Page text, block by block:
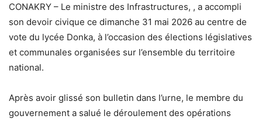
CONAKRY – Le ministre des Infrastructures, , a accompli
son devoir civique ce dimanche 31 mai 2026 au centre de
vote du lycée Donka, à l’occasion des élections législatives
et communales organisées sur l’ensemble du territoire
national.
Après avoir glissé son bulletin dans l’urne, le membre du
gouvernement a salué le déroulement des opérations